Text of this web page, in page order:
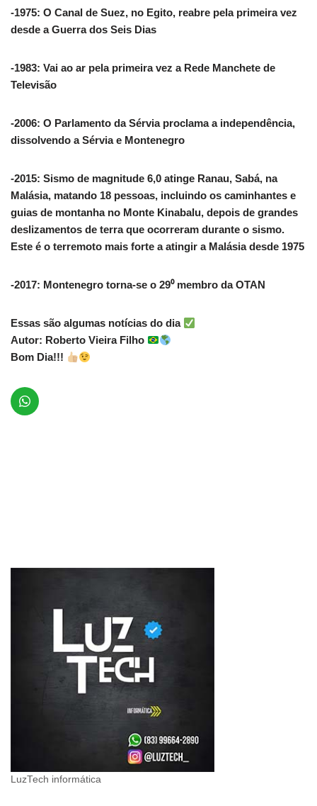
-1975: O Canal de Suez, no Egito, reabre pela primeira vez
desde a Guerra dos Seis Dias
-1983: Vai ao ar pela primeira vez a Rede Manchete de
Televisão
-2006: O Parlamento da Sérvia proclama a independência,
dissolvendo a Sérvia e Montenegro
-2015: Sismo de magnitude 6,0 atinge Ranau, Sabá, na
Malásia, matando 18 pessoas, incluindo os caminhantes e
guias de montanha no Monte Kinabalu, depois de grandes
deslizamentos de terra que ocorreram durante o sismo.
Este é o terremoto mais forte a atingir a Malásia desde 1975
-2017: Montenegro torna-se o 29⁰ membro da OTAN
Essas são algumas notícias do dia
Autor: Roberto Vieira Filho
Bom Dia!!!
LuzTech informática